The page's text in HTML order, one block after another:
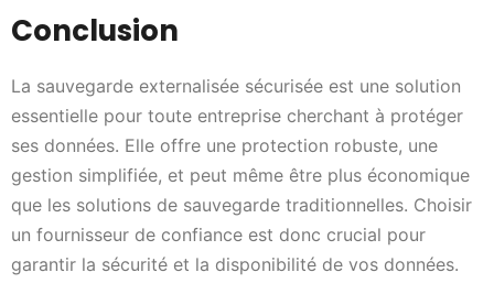
Conclusion
La sauvegarde externalisée sécurisée est une solution
essentielle pour toute entreprise cherchant à protéger
ses données. Elle offre une protection robuste, une
gestion simplifiée, et peut même être plus économique
que les solutions de sauvegarde traditionnelles. Choisir
un fournisseur de confiance est donc crucial pour
garantir la sécurité et la disponibilité de vos données.